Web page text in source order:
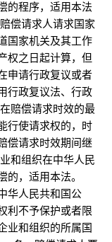
的程序，适用本法
请求人请求国家
国家机关及其工作
权之日起计算，但
申请行政复议或者
行政复议法、行政
偿请求时效的最
行使请求权的，时
偿请求时效期间继
组织在中华人民
，适用本法。
人民共和国公
利不予保护或者限
业和组织的所属国